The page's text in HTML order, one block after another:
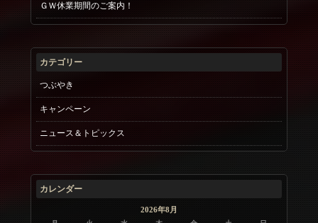
ＧＷ休業期間のご案内！
カテゴリー
つぶやき
キャンペーン
ニュース＆トピックス
カレンダー
2026年8月